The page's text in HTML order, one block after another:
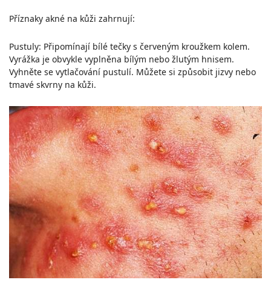
Příznaky akné na kůži zahrnují:
Pustuly: Připomínají bílé tečky s červeným kroužkem kolem.
Vyrážka je obvykle vyplněna bílým nebo žlutým hnisem.
Vyhněte se vytlačování pustulí. Můžete si způsobit jizvy nebo
tmavé skvrny na kůži.